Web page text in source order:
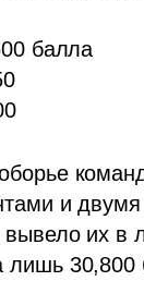
балла
и
их в
лишь